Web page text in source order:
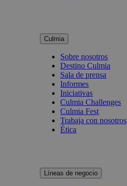
Culmia
Sobre nosotros
Destino Culmia
Sala de prensa
Informes
Iniciativas
Culmia Challenges
Culmia Fest
Trabaja con nosotros
Ética
Líneas de negocio